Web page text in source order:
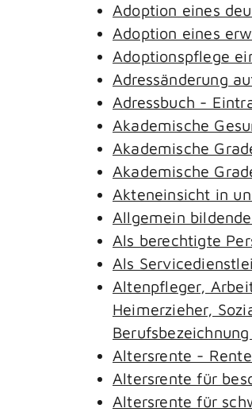
Adoption eines
Adoption eines
Adoptionspflege
Adressänderung
Adressbuch -
Akademische
Akademische
Akademische
Akteneinsicht in
Allgemein
Als berechtigte
Als
Altenpfleger,
Heimerzieher,
Altersrente -
Altersrente für
Altersrente für